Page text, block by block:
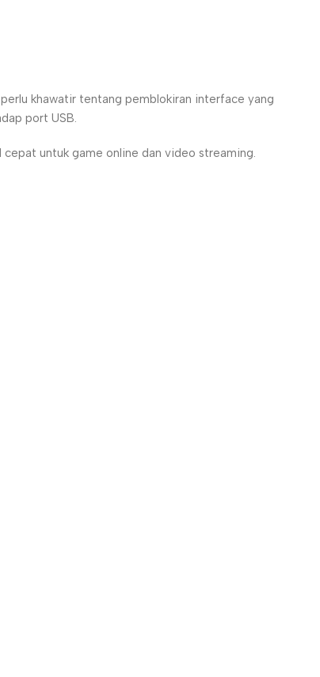
khawatir tentang pemblokiran interface yang
port USB.
cepat untuk game online dan video streaming.